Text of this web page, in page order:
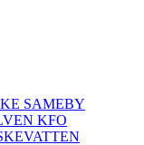
SAMEBY
KFO